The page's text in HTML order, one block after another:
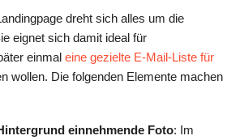
dreht sich alles um die
eignet sich damit ideal für
einmal eine gezielte E-Mail-Liste für
wollen. Die folgenden Elemente machen
einnehmende Foto: Im